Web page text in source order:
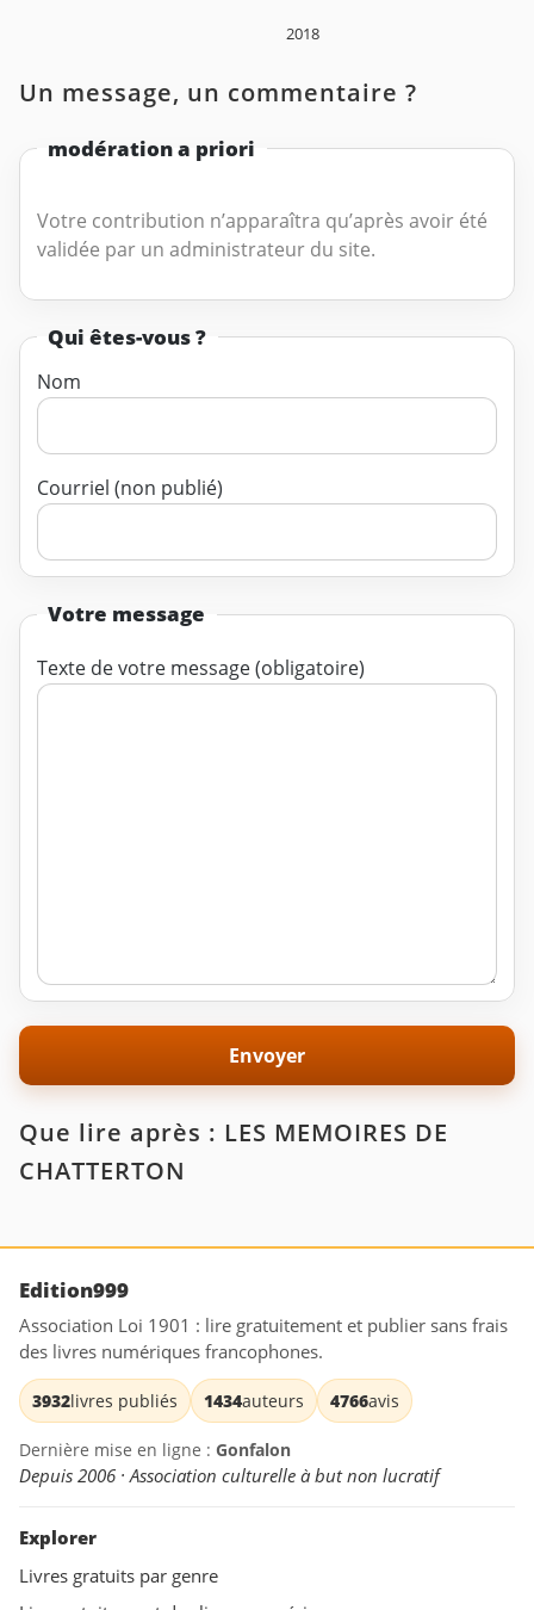
2018
Un message, un commentaire ?
modération a priori
Votre contribution n’apparaîtra qu’après avoir été
validée par un administrateur du site.
Qui êtes-vous ?
Nom
Courriel (non publié)
Votre message
Texte de votre message (obligatoire)
Que lire après : LES MEMOIRES DE
CHATTERTON
Edition999
Association Loi 1901 : lire gratuitement et publier sans frais
des livres numériques francophones.
3932livres publiés 1434auteurs 4766avis
Dernière mise en ligne : Gonfalon
Depuis 2006 · Association culturelle à but non lucratif
Explorer
Livres gratuits par genre